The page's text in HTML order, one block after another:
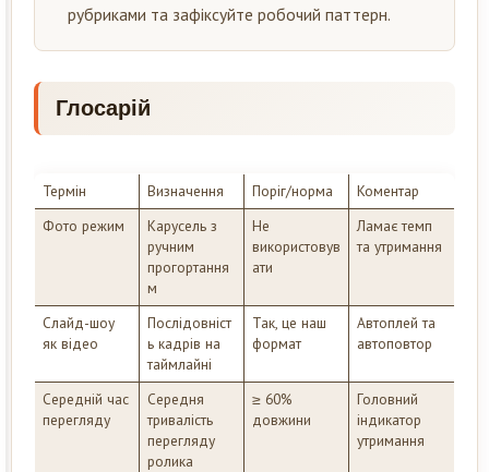
рубриками та зафіксуйте робочий паттерн.
Глосарій
Термін Визначення Поріг/норма
Коментар
Фото режим
Карусель з
ручним
прогортання
м
Не
використовув
ати
Ламає темп
та утримання
Слайд-шоу
як відео
Послідовніст
ь кадрів на
таймлайні
Так, це наш
формат
Автоплей та
автоповтор
Середній час
перегляду
Середня
тривалість
перегляду
ролика
≥ 60%
довжини
Головний
індикатор
утримання